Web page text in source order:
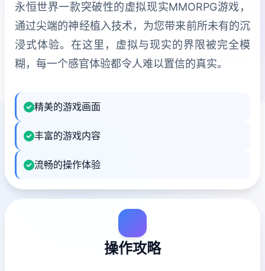
永恒世界一款突破性的虚拟现实MMORPG游戏，
通过尖端的神经植入技术，为您带来前所未有的沉
浸式体验。在这里，虚拟与现实的界限被完全模
糊，每一个感官体验都令人难以置信的真实。
精美的游戏画面
丰富的游戏内容
流畅的操作体验
操作攻略